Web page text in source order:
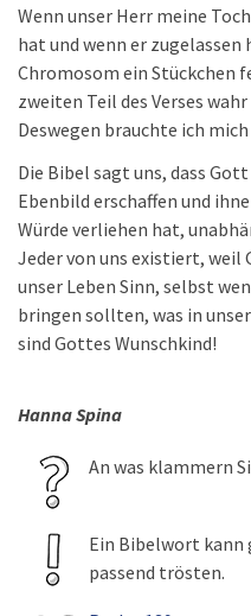
Wenn unser Herr meine
hat und wenn er
Chromosom ein Stückchen
zweiten Teil des Verses
Deswegen brauchte ich
Die Bibel sagt uns, dass
Ebenbild erschaffen und
Würde verliehen hat,
Jeder von uns existiert,
unser Leben Sinn, selbst
bringen sollten, was in
sind Gottes Wunschkind!
Hanna Spina
An was klammern
Ein Bibelwort kann
passend trösten.